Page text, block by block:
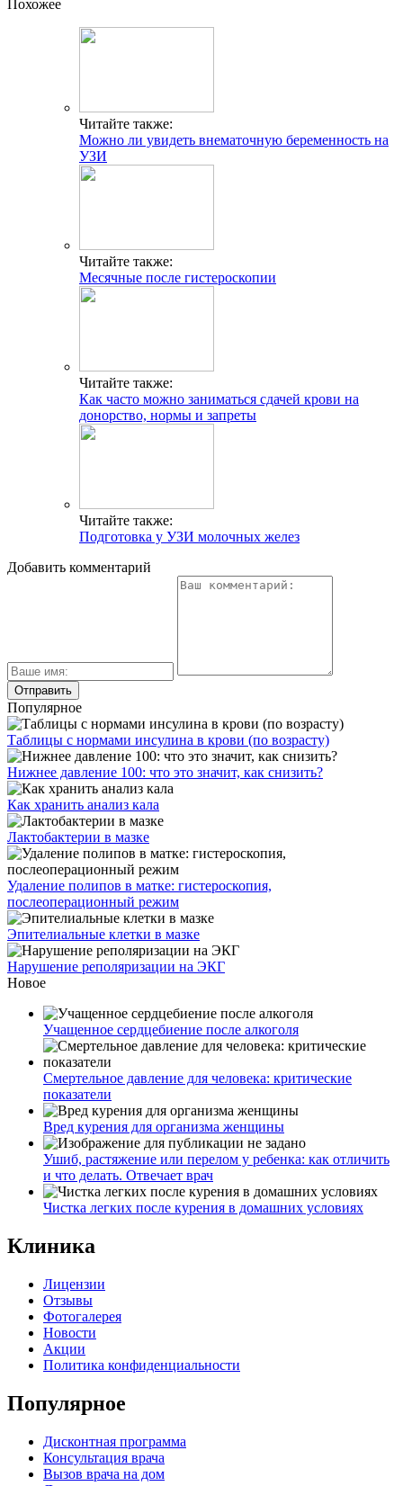
Похожее
Читайте также:
Можно ли увидеть внематочную беременность на
УЗИ
Читайте также:
Месячные после гистероскопии
Читайте также:
Как часто можно заниматься сдачей крови на
донорство, нормы и запреты
Читайте также:
Подготовка у УЗИ молочных желез
Добавить комментарий
Популярное
Таблицы с нормами инсулина в крови (по возрасту)
Нижнее давление 100: что это значит, как снизить?
Как хранить анализ кала
Лактобактерии в мазке
Удаление полипов в матке: гистероскопия,
послеоперационный режим
Эпителиальные клетки в мазке
Нарушение реполяризации на ЭКГ
Новое
Учащенное сердцебиение после алкоголя
Смертельное давление для человека: критические
показатели
Вред курения для организма женщины
Ушиб, растяжение или перелом у ребенка: как отличить
и что делать. Отвечает врач
Чистка легких после курения в домашних условиях
Клиника
Лицензии
Отзывы
Фотогалерея
Новости
Акции
Политика конфиденциальности
Популярное
Дисконтная программа
Консультация врача
Вызов врача на дом